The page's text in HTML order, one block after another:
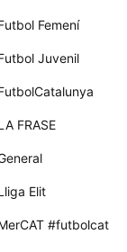
Femení
Juvenil
FRASE
Elit
#futbolcat